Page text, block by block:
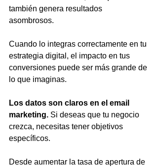
también genera resultados
asombrosos.
Cuando lo integras correctamente en tu
estrategia digital, el impacto en tus
conversiones puede ser más grande de
lo que imaginas.
Los datos son claros en el email
marketing. Si deseas que tu negocio
crezca, necesitas tener objetivos
específicos.
Desde aumentar la tasa de apertura de